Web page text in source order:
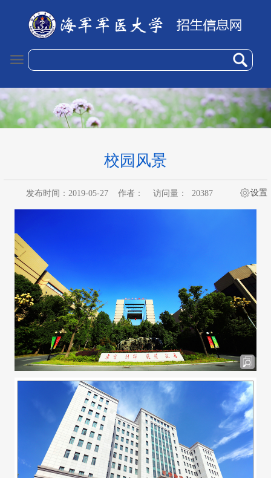
校园风景
发布时间：2019-05-27 作者： 访问量： 20387 设置